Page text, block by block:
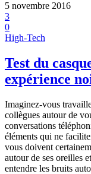
5 novembre 2016
3
0
High-Tech
Test du
expérience
Imaginez-vous
collègues autour de
conversations
éléments qui ne
vous doivent
autour de ses oreilles
entendre les bruits